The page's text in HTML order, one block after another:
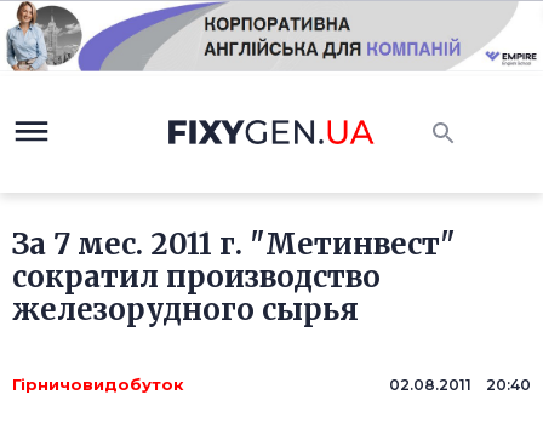
За 7 мес. 2011 г. "Метинвест"
сократил производство
железорудного сырья
Гірничовидобуток 02.08.2011 20:40